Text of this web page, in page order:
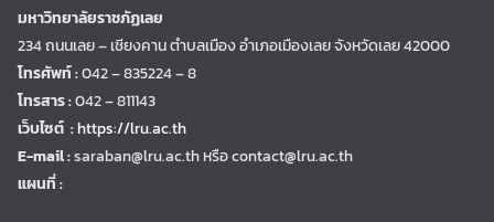
มหาวิทยาลัยราชภัฏเลย
234 ถนนเลย – เชียงคาน ตำบลเมือง อำเภอเมืองเลย จังหวัดเลย 42000
โทรศัพท์ :042 – 835224 – 8
โทรสาร :042 – 811143
เว็บไซต์ :https://lru.ac.th
E-mail :saraban@lru.ac.thหรือ contact@lru.ac.th
แผนที่ :